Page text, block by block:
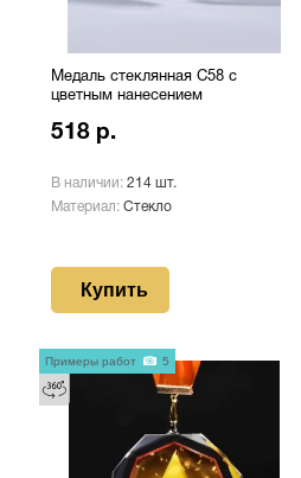
Медаль стеклянная C58 с
цветным нанесением
518 р.
В наличии: 214 шт.
Материал: Стекло
Купить
Примеры работ 5